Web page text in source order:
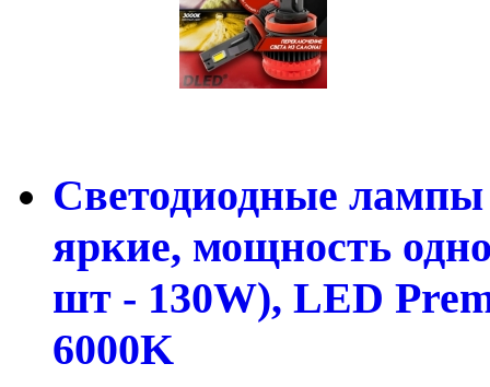
Светодиодные лампы
яркие, мощность
шт - 130W), LED
6000K